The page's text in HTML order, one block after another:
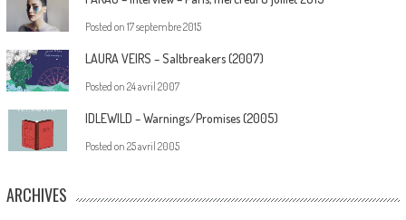
Posted on 17 septembre 2015
LAURA VEIRS – Saltbreakers (2007)
Posted on 24 avril 2007
IDLEWILD – Warnings/Promises (2005)
Posted on 25 avril 2005
ARCHIVES